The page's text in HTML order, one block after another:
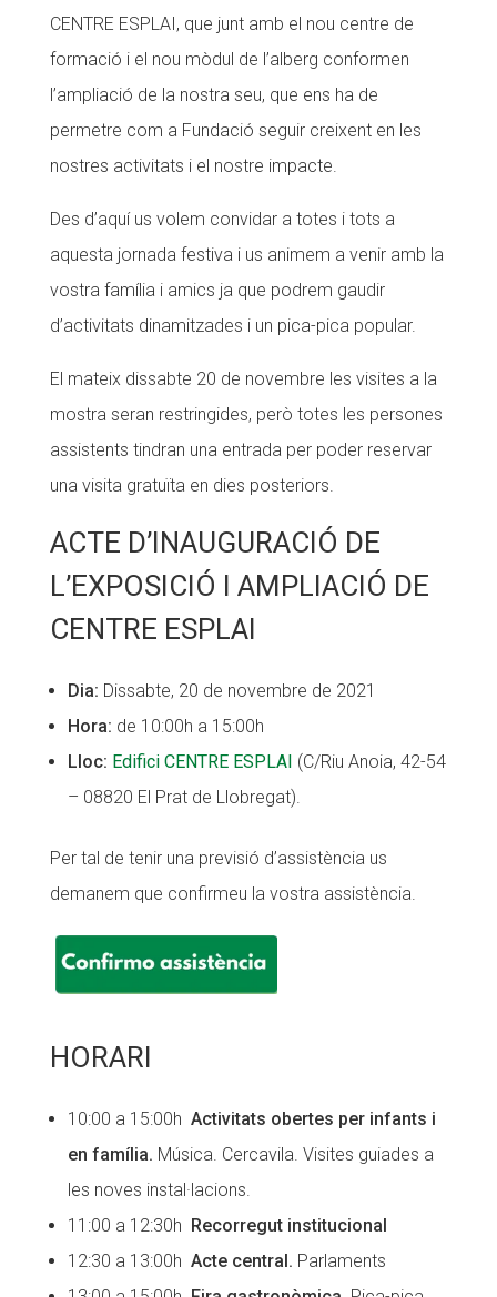
CENTRE ESPLAI, que junt amb el nou centre de
formació i el nou mòdul de l’alberg conformen
l’ampliació de la nostra seu, que ens ha de
permetre com a Fundació seguir creixent en les
nostres activitats i el nostre impacte.
Des d’aquí us volem convidar a totes i tots a
aquesta jornada festiva i us animem a venir amb la
vostra família i amics ja que podrem gaudir
d’activitats dinamitzades i un pica-pica popular.
El mateix dissabte 20 de novembre les visites a la
mostra seran restringides, però totes les persones
assistents tindran una entrada per poder reservar
una visita gratuïta en dies posteriors.
ACTE D’INAUGURACIÓ DE
L’EXPOSICIÓ I AMPLIACIÓ DE
CENTRE ESPLAI
Dia: Dissabte, 20 de novembre de 2021
Hora: de 10:00h a 15:00h
Lloc: Edifici CENTRE ESPLAI (C/Riu Anoia, 42-54
– 08820 El Prat de Llobregat).
Per tal de tenir una previsió d’assistència us
demanem que confirmeu la vostra assistència.
HORARI
10:00 a 15:00h Activitats obertes per infants i
en família. Música. Cercavila. Visites guiades a
les noves instal·lacions.
11:00 a 12:30h Recorregut institucional
12:30 a 13:00h Acte central. Parlaments